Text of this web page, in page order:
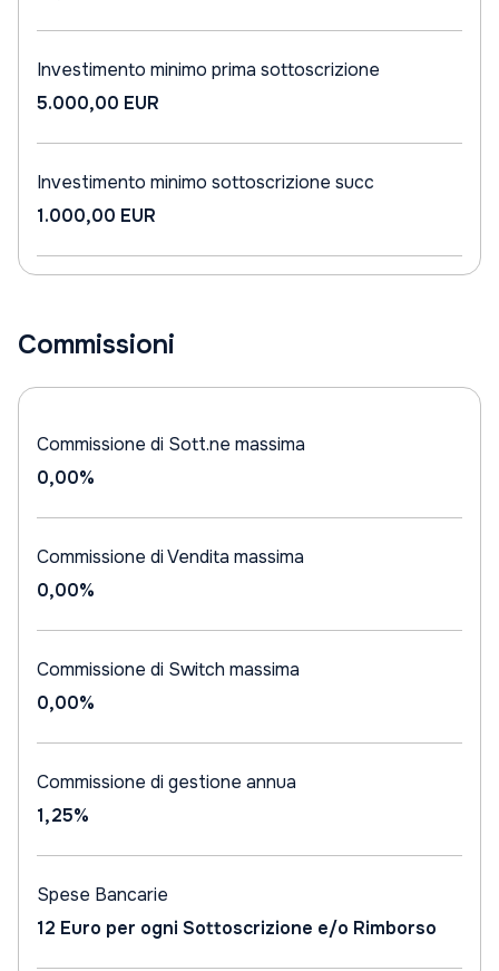
Investimento minimo prima sottoscrizione
5.000,00 EUR
Investimento minimo sottoscrizione succ
1.000,00 EUR
Commissioni
Commissione di Sott.ne massima
0,00%
Commissione di Vendita massima
0,00%
Commissione di Switch massima
0,00%
Commissione di gestione annua
1,25%
Spese Bancarie
12 Euro per ogni Sottoscrizione e/o Rimborso